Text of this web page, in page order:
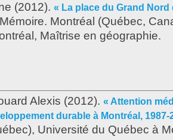
(2012). « La place du Grand
Mémoire. Montréal (Québec,
Maîtrise en géographie.
Alexis (2012). « Attention
durable à Montréal, 1987-
Université du Québec à